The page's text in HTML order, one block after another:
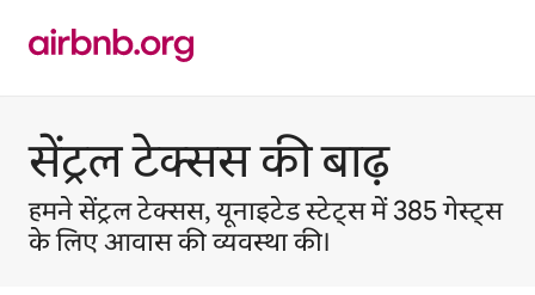
छोड़कर
सीधा
सेंट्रल टेक्सस की बाढ़
हमने सेंट्रल टेक्सस, यूनाइटेड स्टेट्स में 385 गेस्ट्स
के लिए आवास की व्यवस्था की।